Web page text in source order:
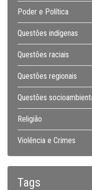
Poder e Política
Questões indígenas
Questões raciais
Questões regionais
Questões
Religião
Violência e Crimes
Tags